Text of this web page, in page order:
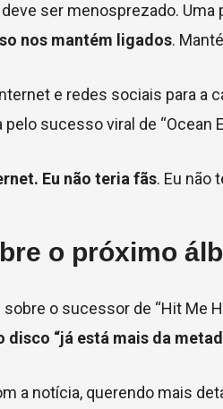
ser menosprezado.
nos mantém ligados.
e redes sociais para a
sucesso viral de “Ocean
Eu não teria fãs. Eu não
o próximo
o sucessor de “Hit Me
disco “já está mais da
a notícia, querendo mais